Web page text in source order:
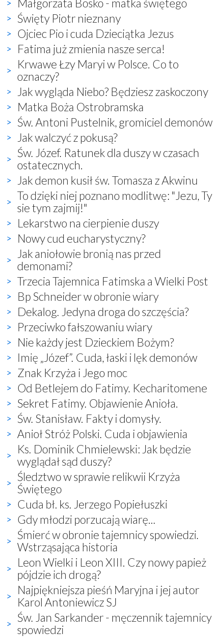
Małgorzata Bosko - matka świętego
Święty Piotr nieznany
Ojciec Pio i cuda Dzieciątka Jezus
Fatima już zmienia nasze serca!
Krwawe Łzy Maryi w Polsce. Co to
oznaczy?
Jak wygląda Niebo? Będziesz zaskoczony
Matka Boża Ostrobramska
Św. Antoni Pustelnik, gromiciel demonów
Jak walczyć z pokusą?
Św. Józef. Ratunek dla duszy w czasach
ostatecznych.
Jak demon kusił św. Tomasza z Akwinu
To dzięki niej poznano modlitwę: "Jezu, Ty
sie tym zajmij!"
Lekarstwo na cierpienie duszy
Nowy cud eucharystyczny?
Jak aniołowie bronią nas przed
demonami?
Trzecia Tajemnica Fatimska a Wielki Post
Bp Schneider w obronie wiary
Dekalog. Jedyna droga do szczęścia?
Przeciwko fałszowaniu wiary
Nie każdy jest Dzieckiem Bożym?
Imię „Józef”. Cuda, łaski i lęk demonów
Znak Krzyża i Jego moc
Od Betlejem do Fatimy. Kecharitomene
Sekret Fatimy. Objawienie Anioła.
Św. Stanisław. Fakty i domysły.
Anioł Stróż Polski. Cuda i objawienia
Ks. Dominik Chmielewski: Jak będzie
wyglądał sąd duszy?
Śledztwo w sprawie relikwii Krzyża
Świętego
Cuda bł. ks. Jerzego Popiełuszki
Gdy młodzi porzucają wiarę...
Śmierć w obronie tajemnicy spowiedzi.
Wstrząsająca historia
Leon Wielki i Leon XIII. Czy nowy papież
pójdzie ich drogą?
Najpiękniejsza pieśń Maryjna i jej autor
Karol Antoniewicz SJ
Św. Jan Sarkander - męczennik tajemnicy
spowiedzi